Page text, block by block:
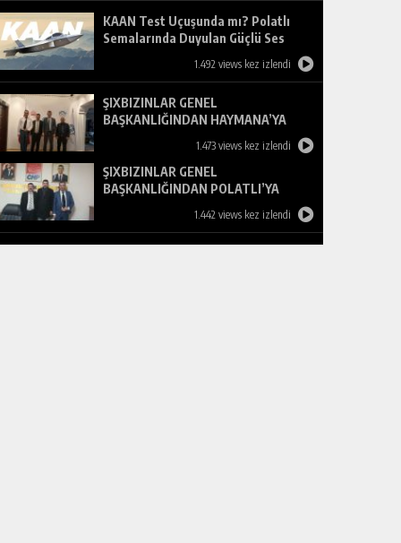
KAAN Test Uçuşunda mı? Polatlı
Semalarında Duyulan Güçlü Ses
1.492 views kez izlendi
ŞIXBIZINLAR GENEL
BAŞKANLIĞINDAN HAYMANA’YA
1.473 views kez izlendi
ŞIXBIZINLAR GENEL
BAŞKANLIĞINDAN POLATLI’YA
1.442 views kez izlendi